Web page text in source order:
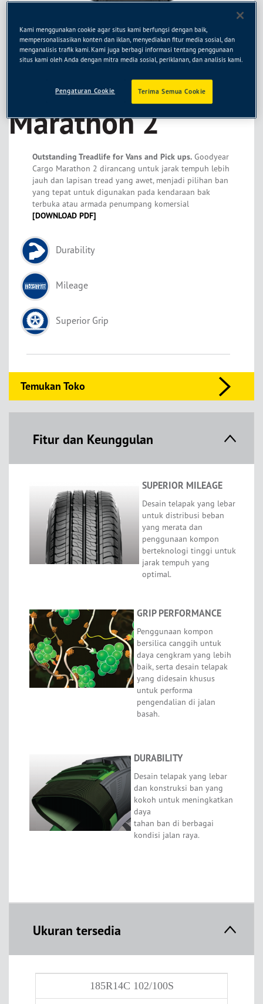
Goodyear Cargo
Marathon 2
Outstanding Treadlife for Vans and Pick ups. Goodyear
Cargo Marathon 2 dirancang untuk jarak tempuh lebih
jauh dan lapisan tread yang awet, menjadi pilihan ban
yang tepat untuk digunakan pada kendaraan bak
terbuka atau armada penumpang komersial
[DOWNLOAD PDF]
Durability
Mileage
Superior Grip
Temukan Toko
Fitur dan Keunggulan
SUPERIOR MILEAGE
Desain telapak yang lebar
untuk distribusi beban
yang merata dan
penggunaan kompon
berteknologi tinggi untuk
jarak tempuh yang
optimal.
GRIP PERFORMANCE
Penggunaan kompon
bersilica canggih untuk
daya cengkram yang lebih
baik, serta desain telapak
yang didesain khusus
untuk performa
pengendalian di jalan
basah.
DURABILITY
Desain telapak yang lebar
dan konstruksi ban yang
kokoh untuk meningkatkan
daya
tahan ban di berbagai
kondisi jalan raya.
Ukuran tersedia
185R14C 102/100S
Kami menggunakan cookie agar situs kami berfungsi dengan baik,
mempersonalisasikan konten dan iklan, menyediakan fitur media sosial, dan
menganalisis trafik kami. Kami juga berbagi informasi tentang penggunaan
situs kami oleh Anda dengan mitra media sosial, periklanan, dan analisis kami.
Terima Semua Cookie
Pengaturan Cookie